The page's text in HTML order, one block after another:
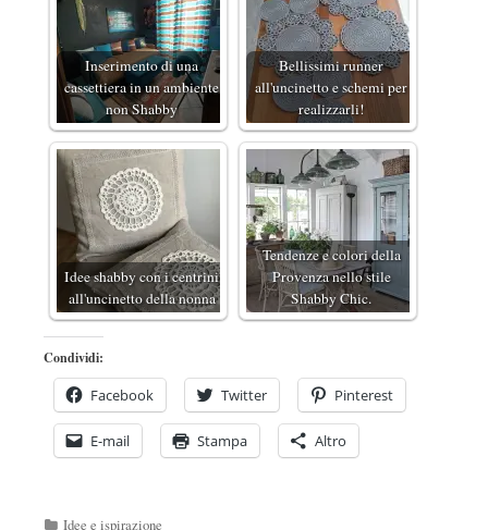
Inserimento di una
cassettiera in un ambiente
non Shabby
Bellissimi runner
all'uncinetto e schemi per
realizzarli!
Idee shabby con i centrini
all'uncinetto della nonna
Tendenze e colori della
Provenza nello stile
Shabby Chic.
Condividi:
Facebook Twitter Pinterest
E-mail Stampa Altro
Categorie
Idee e ispirazione